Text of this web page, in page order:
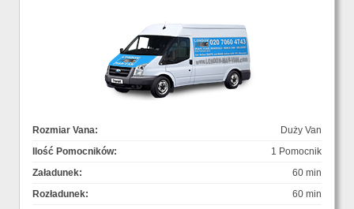
Rozmiar Vana:
Duży Van
Ilość Pomocników:
1 Pomocnik
Załadunek:
60 min
Rozładunek:
60 min